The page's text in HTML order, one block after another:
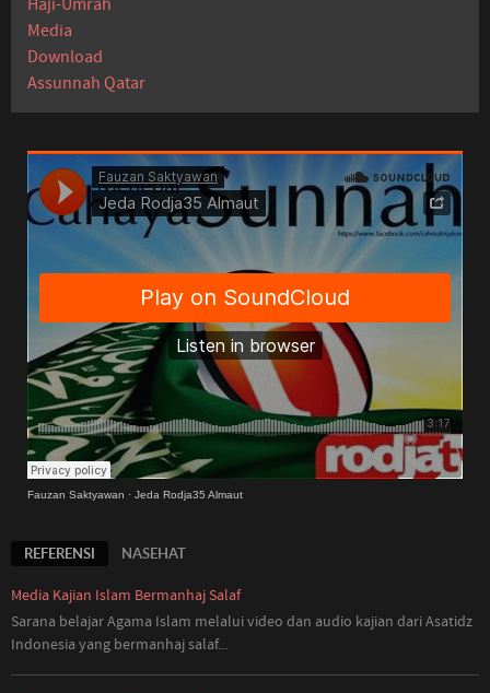
Haji-Umrah
Media
Download
Assunnah Qatar
Fauzan Saktyawan · Jeda Rodja35 Almaut
REFERENSI NASEHAT
Media Kajian Islam Bermanhaj Salaf
Sarana belajar Agama Islam melalui video dan audio kajian dari Asatidz
Indonesia yang bermanhaj salaf...